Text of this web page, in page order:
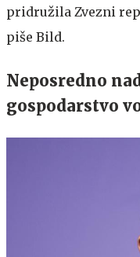
pridružila Zvezni
piše Bild.
Neposredno
gospodarstvo